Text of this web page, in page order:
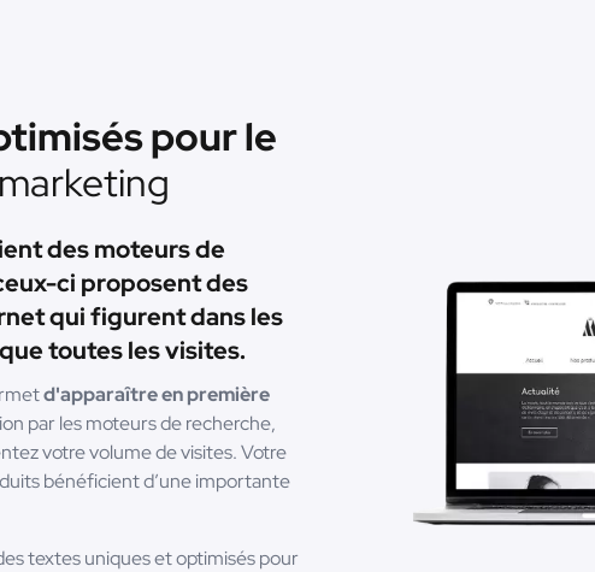
pour le
des moteurs de
ci proposent des
qui figurent dans les
toutes les visites.
d'apparaître en première
par les moteurs de recherche,
votre volume de visites. Votre
bénéficient d’une importante
textes uniques et optimisés pour